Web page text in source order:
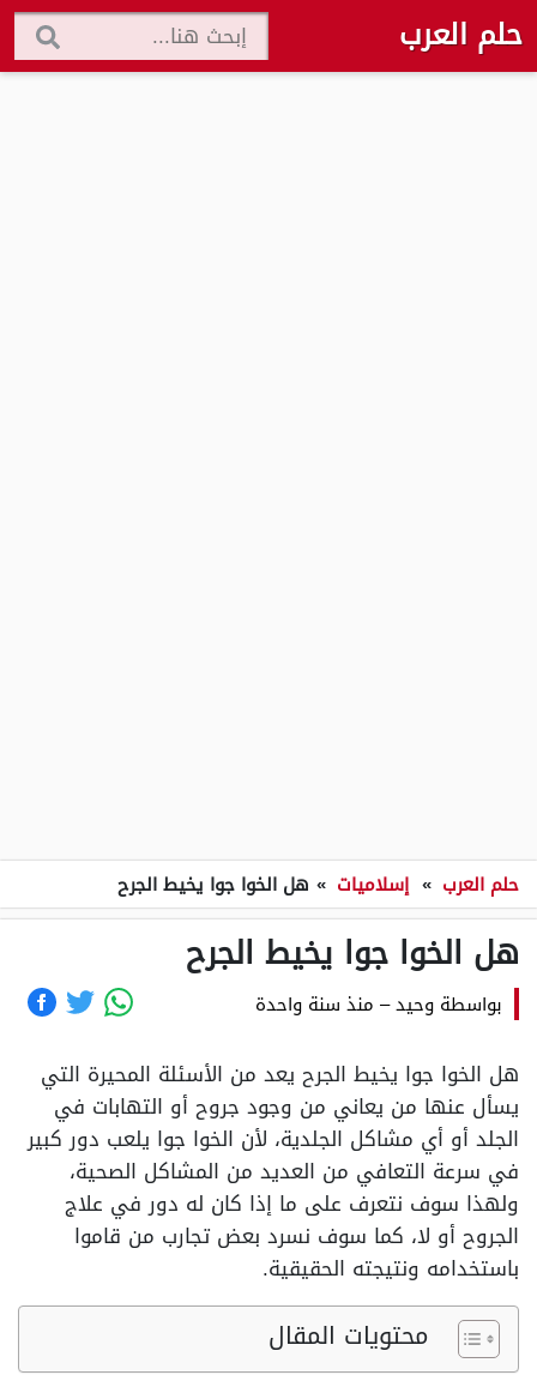
حلم العرب
حلم العرب » إسلاميات » هل الخوا جوا يخيط الجرح
هل الخوا جوا يخيط الجرح
بواسطة وحيد– منذ سنة واحدة
هل الخوا جوا يخيط الجرح يعد من الأسئلة المحيرة التي
يسأل عنها من يعاني من وجود جروح أو التهابات في
الجلد أو أي مشاكل الجلدية، لأن الخوا جوا يلعب دور كبير
في سرعة التعافي من العديد من المشاكل الصحية،
ولهذا سوف نتعرف على ما إذا كان له دور في علاج
الجروح أو لا، كما سوف نسرد بعض تجارب من قاموا
باستخدامه ونتيجته الحقيقية.
محتويات المقال